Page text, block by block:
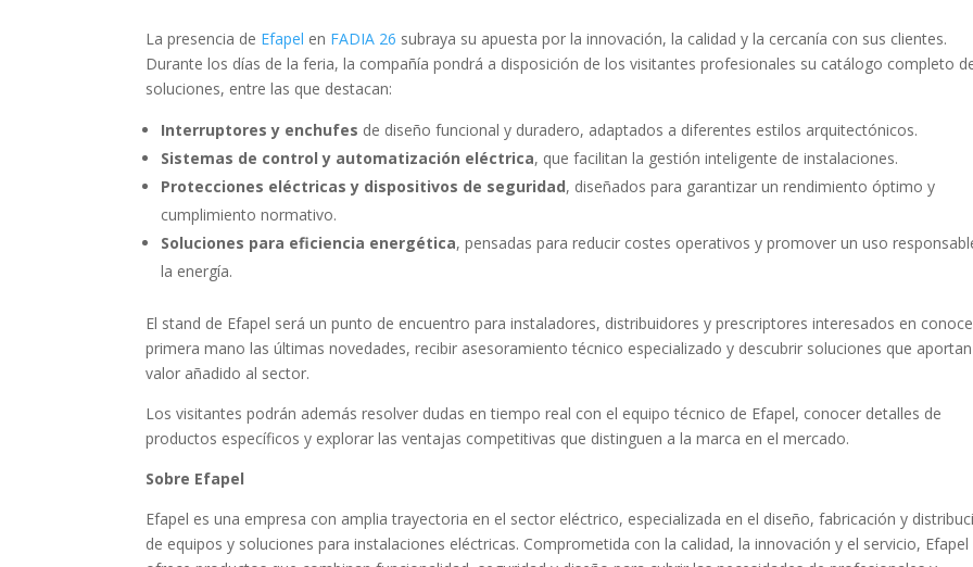
La presencia de Efapel en FADIA 26 subraya su apuesta por la innovación, la calidad y la cercanía con sus clientes.
Durante los días de la feria, la compañía pondrá a disposición de los visitantes profesionales su catálogo completo
soluciones, entre las que destacan:
Interruptores y enchufes de diseño funcional y duradero, adaptados a diferentes estilos arquitectónicos.
Sistemas de control y automatización eléctrica, que facilitan la gestión inteligente de instalaciones.
Protecciones eléctricas y dispositivos de seguridad, diseñados para garantizar un rendimiento óptimo y
cumplimiento normativo.
Soluciones para eficiencia energética, pensadas para reducir costes operativos y promover un uso
la energía.
El stand de Efapel será un punto de encuentro para instaladores, distribuidores y prescriptores interesados en
primera mano las últimas novedades, recibir asesoramiento técnico especializado y descubrir soluciones que aportan
valor añadido al sector.
Los visitantes podrán además resolver dudas en tiempo real con el equipo técnico de Efapel, conocer detalles de
productos específicos y explorar las ventajas competitivas que distinguen a la marca en el mercado.
Sobre Efapel
Efapel es una empresa con amplia trayectoria en el sector eléctrico, especializada en el diseño, fabricación y
de equipos y soluciones para instalaciones eléctricas. Comprometida con la calidad, la innovación y el servicio, Efapel